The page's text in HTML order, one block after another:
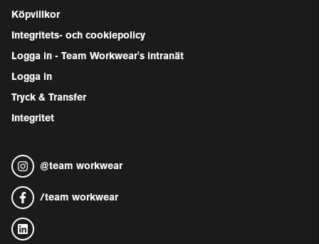
Köpvillkor
Integritets- och cookiepolicy
Logga in - Team Workwear's intranät
Logga in
Tryck & Transfer
Integritet
@team workwear
/team workwear